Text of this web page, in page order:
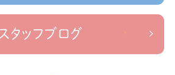
える＃足の歪み＃足のトラブル
係性＃新型コロナウイルスに負けない身体作り
コロナウイルス，＃次亜塩素酸水，＃空間除菌，＃アクリ
スタッフブログ